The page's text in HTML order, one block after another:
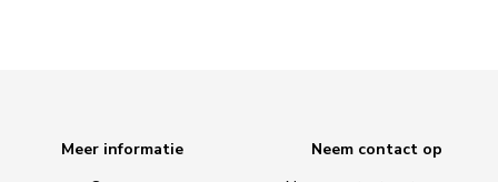
Meer informatie
Neem contact op